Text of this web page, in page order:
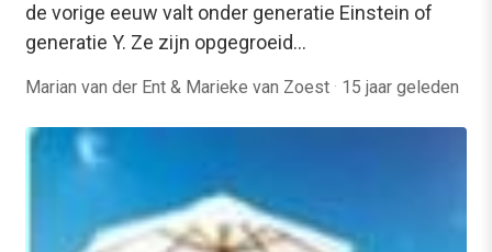
de vorige eeuw valt onder generatie Einstein of
generatie Y. Ze zijn opgegroeid…
Marian van der Ent & Marieke van Zoest · 15 jaar geleden